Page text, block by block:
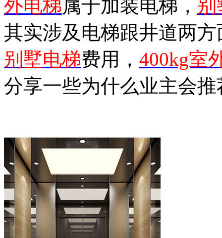
外电梯属于加装电梯， 别
其实涉及电梯跟井道两
别墅电梯费用， 400kg室
分享一些为什么业主会